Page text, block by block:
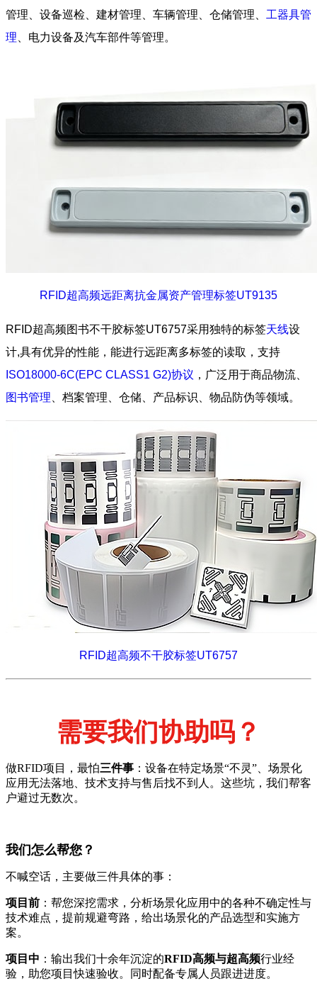
管理、设备巡检、建材管理、车辆管理、仓储管理、 工器具管
理 、电力设备及汽车部件等管理。
RFID超高频远距离抗金属资产管理标签UT9135
RFID超高频图书不干胶标签UT6757采用独特的标签天线设
计,具有优异的性能，能进行远距离多标签的读取，支持
ISO18000-6C(EPC CLASS1 G2)协议 ，广泛用于商品物流、
图书管理 、档案管理、仓储、产品标识、物品防伪等领域。
RFID超高频不干胶标签UT6757
需要我们协助吗？
做RFID项目，最怕三件事 ：设备在特定场景“不灵”、场景化
应用无法落地、技术支持与售后找不到人。这些坑，我们帮客
户避过无数次。
我们怎么帮您？
不喊空话，主要做三件具体的事：
项目前 ：帮您深挖需求，分析场景化应用中的各种不确定性与
技术难点，提前规避弯路，给出场景化的产品选型和实施方
案。
项目中 ：输出我们十余年沉淀的RFID高频与超高频行业经
验，助您项目快速验收。同时配备专属人员跟进进度。